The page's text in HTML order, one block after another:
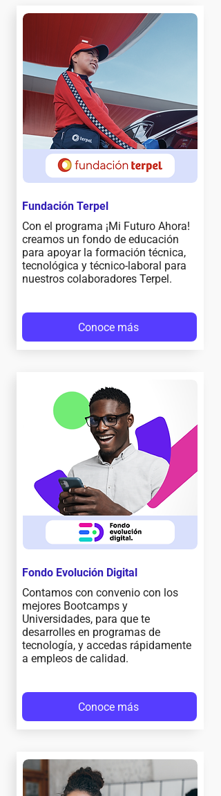
Fundación Terpel
Con el programa ¡Mi Futuro Ahora!
creamos un fondo de educación
para apoyar la formación técnica,
tecnológica y técnico-laboral para
nuestros colaboradores Terpel.
Conoce más
Fondo Evolución Digital
Contamos con convenio con los
mejores Bootcamps y
Universidades, para que te
desarrolles en programas de
tecnología, y accedas rápidamente
a empleos de calidad.
Conoce más